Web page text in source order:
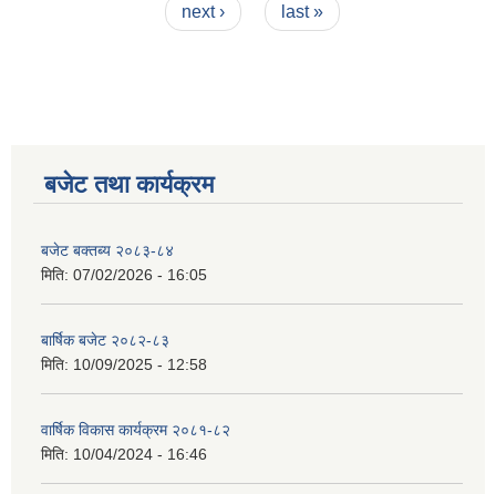
next ›
last »
बजेट तथा कार्यक्रम
बजेट बक्तब्य २०८३-८४
मिति: 07/02/2026 - 16:05
बार्षिक बजेट २०८२-८३
मिति: 10/09/2025 - 12:58
वार्षिक विकास कार्यक्रम २०८१-८२
मिति: 10/04/2024 - 16:46